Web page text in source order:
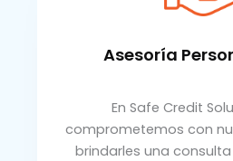
Asesoría
En Safe Credit
comprometemos con
brindarles una